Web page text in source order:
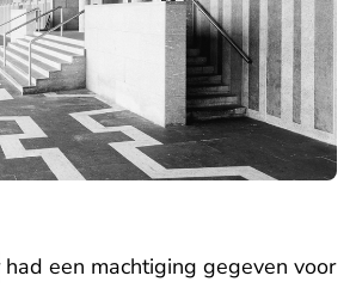
had een machtiging gegeven voor